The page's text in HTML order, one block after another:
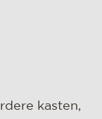
kasten,